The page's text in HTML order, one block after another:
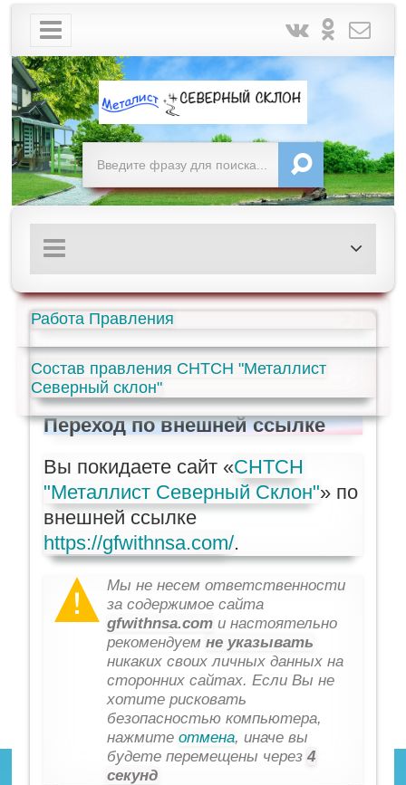
Работа Правления
Состав правления СНТСН "Металлист
Северный склон"
Переход по внешней ссылке
Вы покидаете сайт «СНТСН
"Металлист Северный Склон"» по
внешней ссылке
https://gfwithnsa.com/.
Мы не несем ответственности
за содержимое сайта
gfwithnsa.com и настоятельно
рекомендуемне указывать
никаких своих личных данных на
сторонних сайтах. Если Вы не
хотите рисковать
безопасностью компьютера,
нажмитеотмена, иначе вы
будете перемещены через4
секунд